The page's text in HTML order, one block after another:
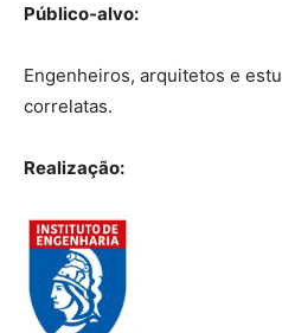
Público-alvo:
Engenheiros, arquitetos e
correlatas.
Realização: